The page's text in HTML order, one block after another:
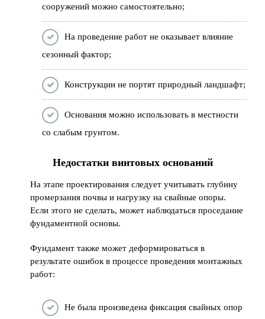
сооружений можно самостоятельно;
На проведение работ не оказывает влияние
сезонный фактор;
Конструкции не портят природный ландшафт;
Основания можно использовать в местности
со слабым грунтом.
Недостатки винтовых оснований
На этапе проектирования следует учитывать глубину
промерзания почвы и нагрузку на свайные опоры.
Если этого не сделать, может наблюдаться проседание
фундаментной основы.
Фундамент также может деформироваться в
результате ошибок в процессе проведения монтажных
работ:
Не была произведена фиксация свайных опор